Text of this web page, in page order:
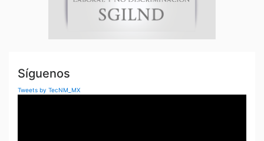
Síguenos
Tweets by TecNM_MX